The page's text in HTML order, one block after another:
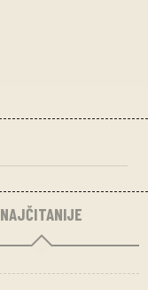
NAJČITANIJE